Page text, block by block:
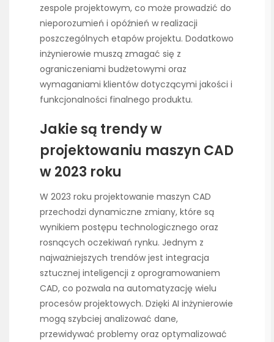
zespole projektowym, co może prowadzić do
nieporozumień i opóźnień w realizacji
poszczególnych etapów projektu. Dodatkowo
inżynierowie muszą zmagać się z
ograniczeniami budżetowymi oraz
wymaganiami klientów dotyczącymi jakości i
funkcjonalności finalnego produktu.
Jakie są trendy w
projektowaniu maszyn CAD
w 2023 roku
W 2023 roku projektowanie maszyn CAD
przechodzi dynamiczne zmiany, które są
wynikiem postępu technologicznego oraz
rosnących oczekiwań rynku. Jednym z
najważniejszych trendów jest integracja
sztucznej inteligencji z oprogramowaniem
CAD, co pozwala na automatyzację wielu
procesów projektowych. Dzięki AI inżynierowie
mogą szybciej analizować dane,
przewidywać problemy oraz optymalizować